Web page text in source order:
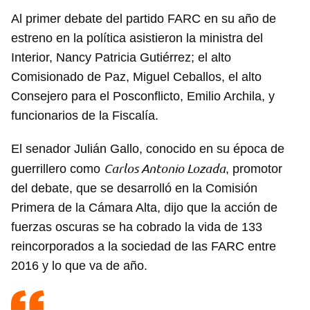
Al primer debate del partido FARC en su año de
estreno en la política asistieron la ministra del
Interior, Nancy Patricia Gutiérrez; el alto
Comisionado de Paz, Miguel Ceballos, el alto
Consejero para el Posconflicto, Emilio Archila, y
funcionarios de la Fiscalía.
El senador Julián Gallo, conocido en su época de
guerrillero como Carlos Antonio Lozada, promotor
del debate, que se desarrolló en la Comisión
Primera de la Cámara Alta, dijo que la acción de
fuerzas oscuras se ha cobrado la vida de 133
reincorporados a la sociedad de las FARC entre
2016 y lo que va de año.